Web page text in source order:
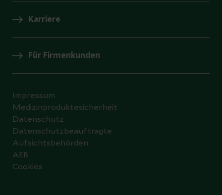
Karriere
Für Firmenkunden
Impressum
Medizinproduktesicherheit
Datenschutz
Datenschutzbeauftragte
Aufsichtsbehörden
AEB
Cookies